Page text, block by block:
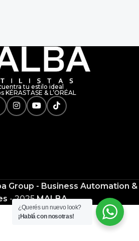
tu estilo ideal
KÉRASTASE & L’ORÉAL
Group - Business Automation &
-2025MALBA.
¿Querés un nuevo look?
¡Hablá con nosotras!